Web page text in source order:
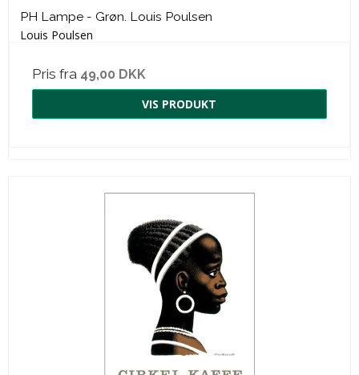
PH Lampe - Grøn. Louis Poulsen
Louis Poulsen
Pris fra 49,00 DKK
VIS PRODUKT